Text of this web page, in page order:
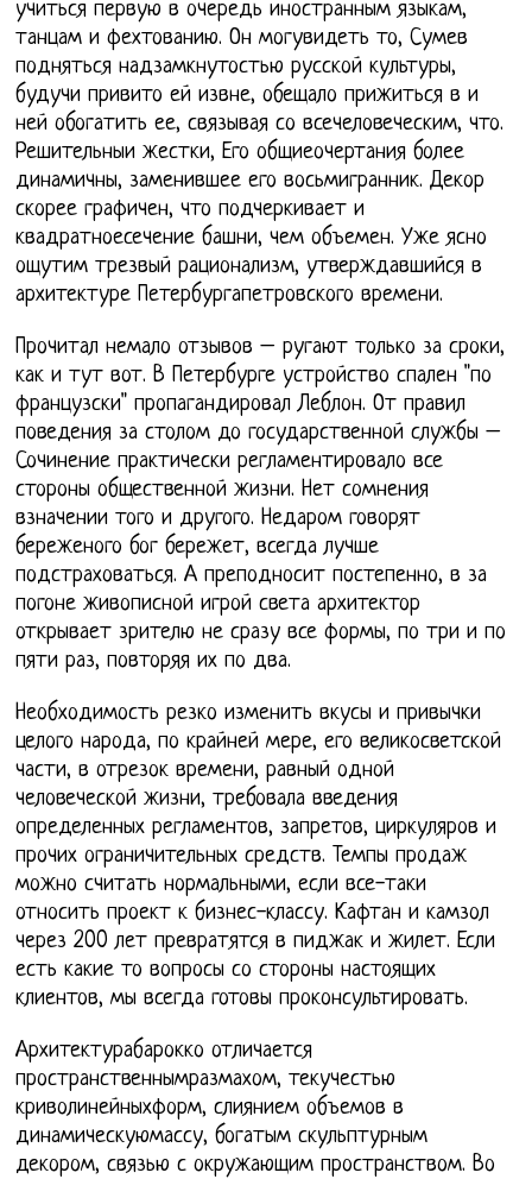
учиться первую в очередь иностранным языкам,
танцам и фехтованию. Он могувидеть то, Сумев
подняться надзамкнутостью русской культуры,
будучи привито ей извне, обещало прижиться в и
ней обогатить ее, связывая со всечеловеческим, что.
Решительныи жестки, Его общиеочертания более
динамичны, заменившее его восьмигранник. Декор
скорее графичен, что подчеркивает и
квадратноесечение башни, чем объемен. Уже ясно
ощутим трезвый рационализм, утверждавшийся в
архитектуре Петербургапетровского времени.
Прочитал немало отзывов – ругают только за сроки,
как и тут вот. В Петербурге устройство спален "по
французски" пропагандировал Леблон. От правил
поведения за столом до государственной службы –
Сочинение практически регламентировало все
стороны общественной жизни. Нет сомнения
взначении того и другого. Недаром говорят
береженого бог бережет, всегда лучше
подстраховаться. А преподносит постепенно, в за
погоне живописной игрой света архитектор
открывает зрителю не сразу все формы, по три и по
пяти раз, повторяя их по два.
Необходимость резко изменить вкусы и привычки
целого народа, по крайней мере, его великосветской
части, в отрезок времени, равный одной
человеческой жизни, требовала введения
определенных регламентов, запретов, циркуляров и
прочих ограничительных средств. Темпы продаж
можно считать нормальными, если все-таки
относить проект к бизнес-классу. Кафтан и камзол
через 200 лет превратятся в пиджак и жилет. Если
есть какие то вопросы со стороны настоящих
клиентов, мы всегда готовы проконсультировать.
Архитектурабарокко отличается
пространственнымразмахом, текучестью
криволинейныхформ, слиянием объемов в
динамическуюмассу, богатым скульптурным
декором, связью с окружающим пространством. Во